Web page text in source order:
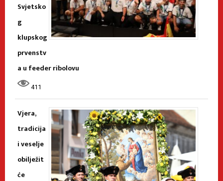
Svjetsko
g
klupskog
prvenstv
a u feeder ribolovu
411
Vjera,
tradicija
i veselje
obilježit
će